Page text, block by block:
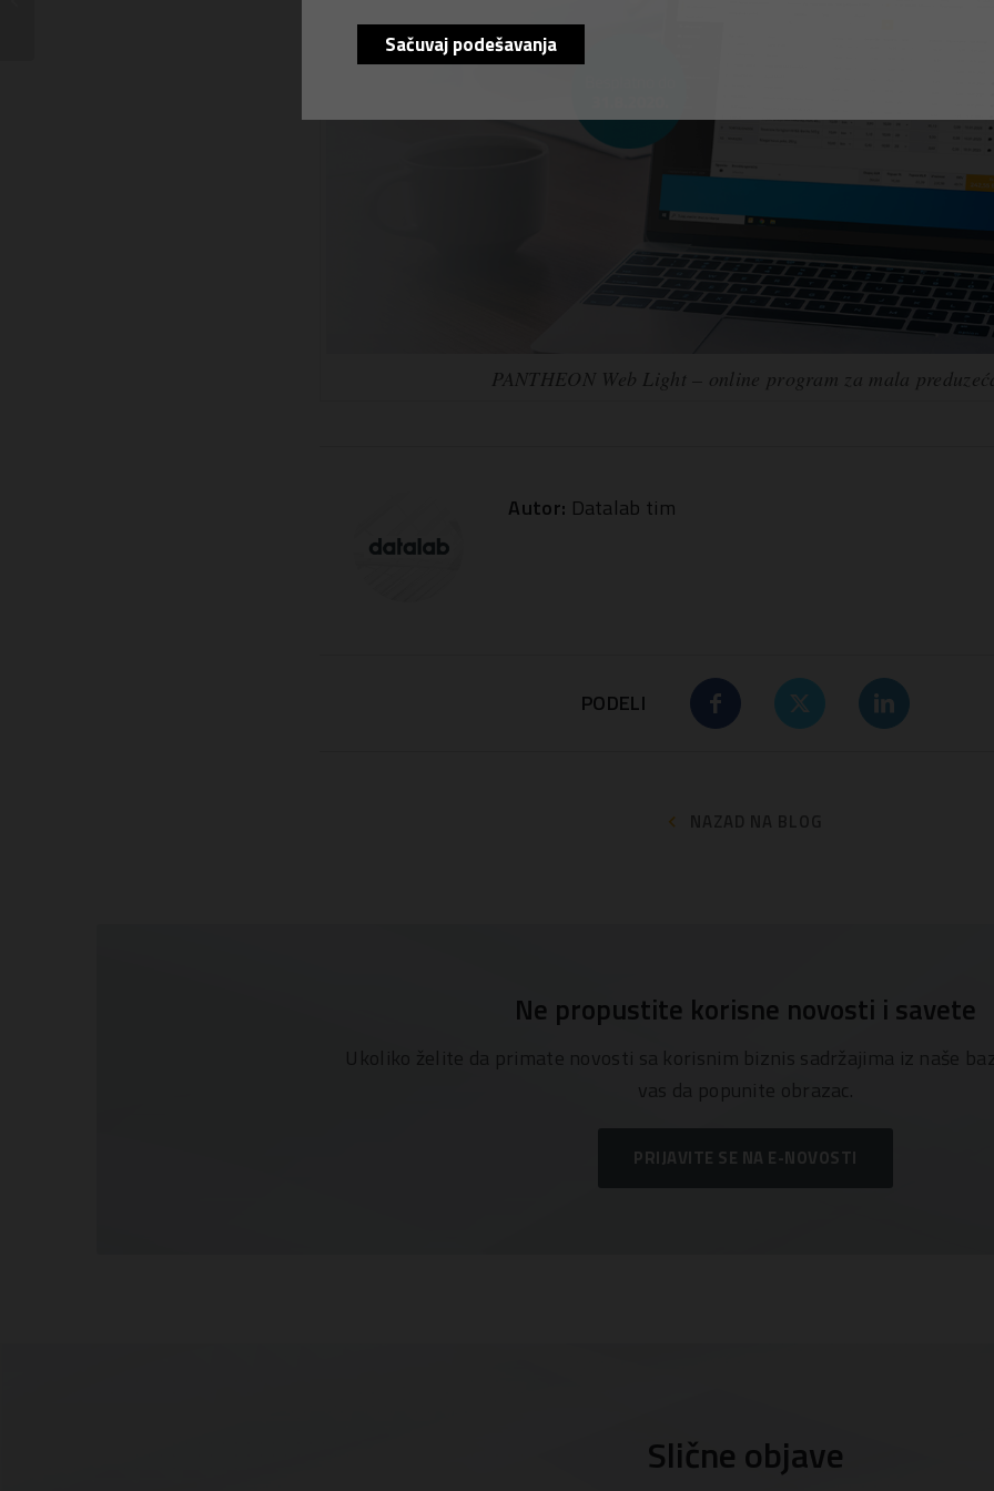
PANTHEON Web Light – online program za mala
Autor: Datalab tim
PODELI
Ne propustite korisne novosti i savete
Ukoliko želite da primate novosti sa korisnim biznis sadržajima iz naše
vas da popunite obrazac.
PRIJAVITE SE NA E-NOVOSTI
Slične objave
Sačuvaj podešavanja